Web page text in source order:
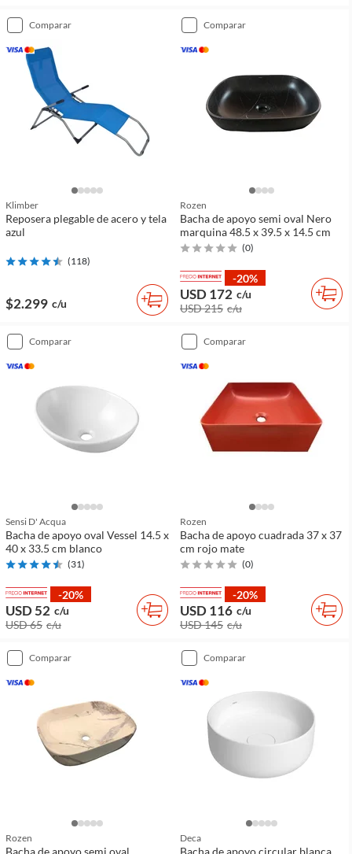
comparar
Klimber
Reposera plegable de acero y tela
azul
(118)
$2.299 c/u
comparar
Rozen
Bacha de apoyo semi oval Nero
marquina 48.5 x 39.5 x 14.5 cm
(0)
-20%
USD 172 c/u
USD 215 c/u
comparar
Sensi D' Acqua
Bacha de apoyo oval Vessel 14.5 x
40 x 33.5 cm blanco
(31)
-20%
USD 52 c/u
USD 65 c/u
comparar
Rozen
Bacha de apoyo cuadrada 37 x 37
cm rojo mate
(0)
-20%
USD 116 c/u
USD 145 c/u
comparar
Rozen
comparar
Deca